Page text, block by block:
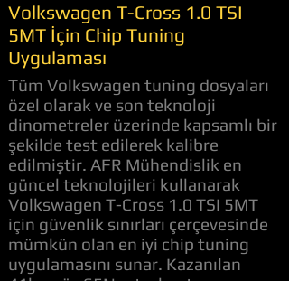
Volkswagen T-Cross 1.0 TSI
5MT İçin Chip Tuning
Uygulaması
Tüm Volkswagen tuning dosyaları
özel olarak ve son teknoloji
dinometreler üzerinde kapsamlı bir
şekilde test edilerek kalibre
edilmiştir. AFR Mühendislik en
güncel teknolojileri kullanarak
Volkswagen T-Cross 1.0 TSI 5MT
için güvenlik sınırları çerçevesinde
mümkün olan en iyi chip tuning
uygulamasını sunar. Kazanılan